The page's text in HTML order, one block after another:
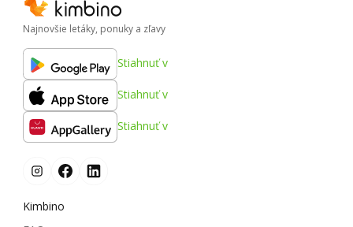
Najnovšie letáky, ponuky a zľavy
Stiahnuť v
Stiahnuť v
Stiahnuť v
Kimbino